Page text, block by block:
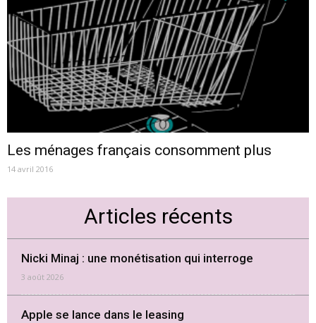
Les ménages français consomment plus
14 avril 2016
Articles récents
Nicki Minaj : une monétisation qui interroge
3 août 2026
Apple se lance dans le leasing